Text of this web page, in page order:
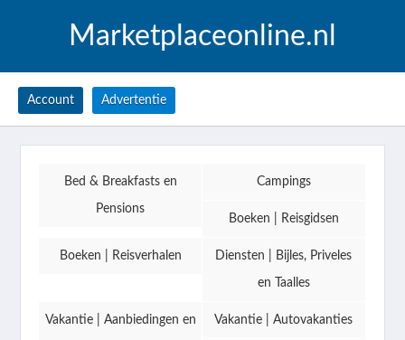
Marketplaceonline.nl
Account Advertentie
Bed & Breakfasts en
Pensions
Campings
Boeken | Reisgidsen
Boeken | Reisverhalen Diensten | Bijles, Priveles
en Taalles
Vakantie | Aanbiedingen en Vakantie | Autovakanties